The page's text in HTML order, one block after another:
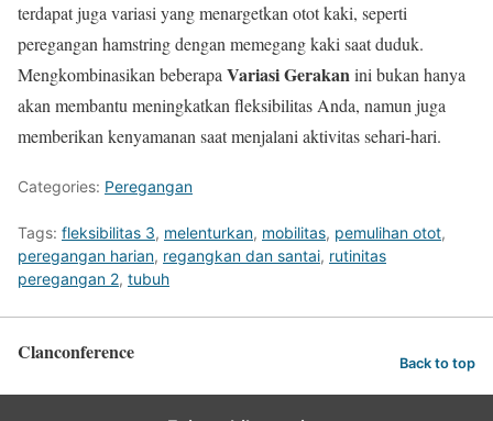
terdapat juga variasi yang menargetkan otot kaki, seperti
peregangan hamstring dengan memegang kaki saat duduk.
Mengkombinasikan beberapa Variasi Gerakanini bukan hanya
akan membantu meningkatkan fleksibilitas Anda, namun juga
memberikan kenyamanan saat menjalani aktivitas sehari-hari.
Categories: Peregangan
Tags: fleksibilitas 3, melenturkan, mobilitas, pemulihan otot,
peregangan harian, regangkan dan santai, rutinitas
peregangan 2, tubuh
Clanconference Back to top